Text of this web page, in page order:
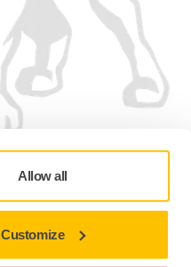
Allow all
Customize